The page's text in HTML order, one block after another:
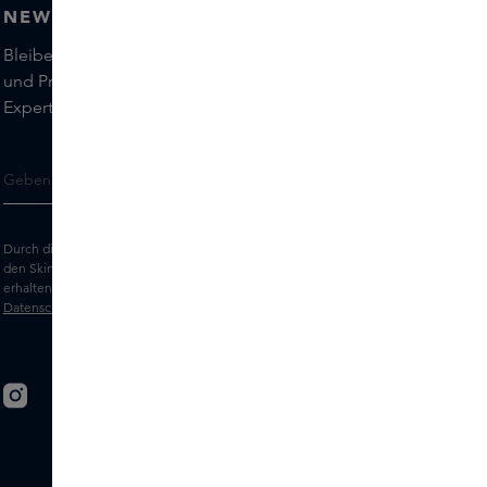
NEWSLETTER
Bleiben Sie auf dem Laufenden über die neuesten Marken
und Produkte und holen Sie sich Tipps von unseren Skins
Experts.
Durch die Eingabe Ihrer E-Mail-Adresse erklären Sie sich damit einverstanden,
den Skins-Newsletter und personalisierte Marketingnachrichten per E-Mail zu
erhalten. Sehen Sie sich unsere
Datenschutz